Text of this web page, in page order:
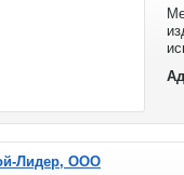
Лидер, ООО